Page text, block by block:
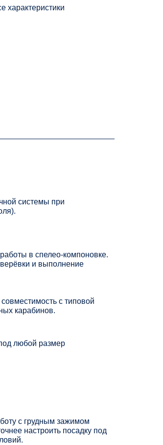
характеристики
системы при
в спелео-компоновке.
и выполнение
с типовой
карабинов.
любой размер
с грудным зажимом
настроить посадку под